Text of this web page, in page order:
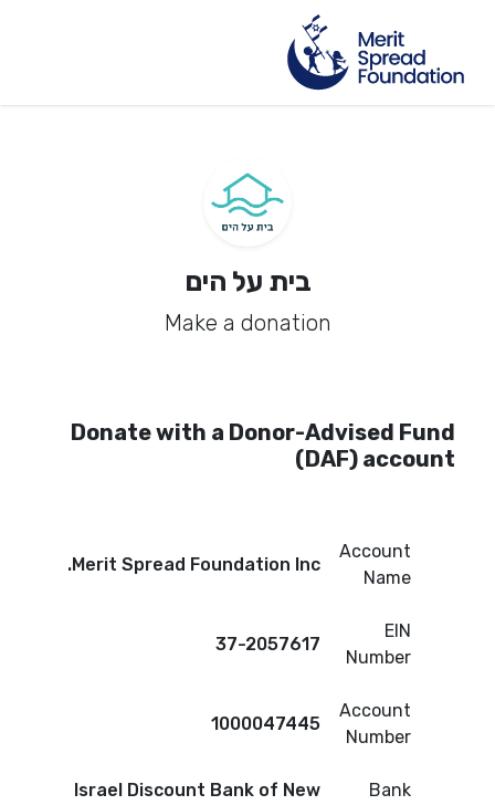
בית על הים
Make a donation
Donate with a Donor-Advised Fund
(DAF) account
Account
Name
Merit Spread Foundation Inc.
EIN
Number
37-2057617
Account
Number
1000047445
Bank
Israel Discount Bank of New